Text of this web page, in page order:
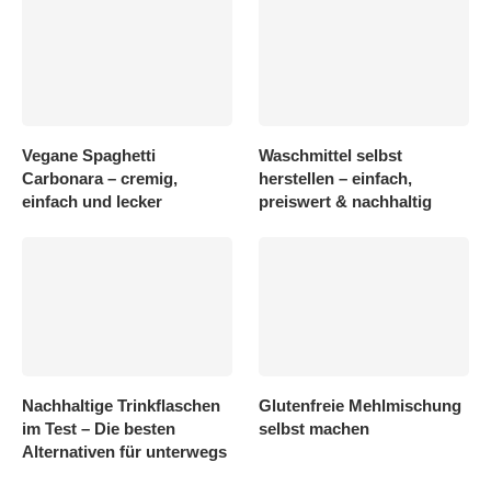
Vegane Spaghetti
Carbonara – cremig,
einfach und lecker
Waschmittel selbst
herstellen – einfach,
preiswert & nachhaltig
Nachhaltige Trinkflaschen
im Test – Die besten
Alternativen für unterwegs
Glutenfreie Mehlmischung
selbst machen